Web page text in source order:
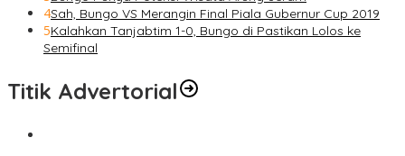
4Sah, Bungo VS Merangin Final Piala Gubernur Cup 2019
5Kalahkan Tanjabtim 1-0, Bungo di Pastikan Lolos ke
Semifinal
Titik Advertorial